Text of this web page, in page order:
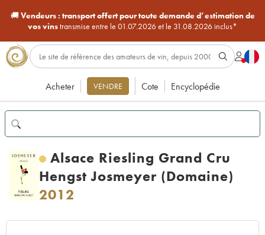
🚚Vendeurs : transport offert pour toute demande d’estimation de
vos vinstransmise entre le 01.07.2026 et le 31.08.2026 inclus*
Acheter VENDRE Cote Encyclopédie
Alsace Riesling Grand Cru
Hengst Josmeyer (Domaine)
2012